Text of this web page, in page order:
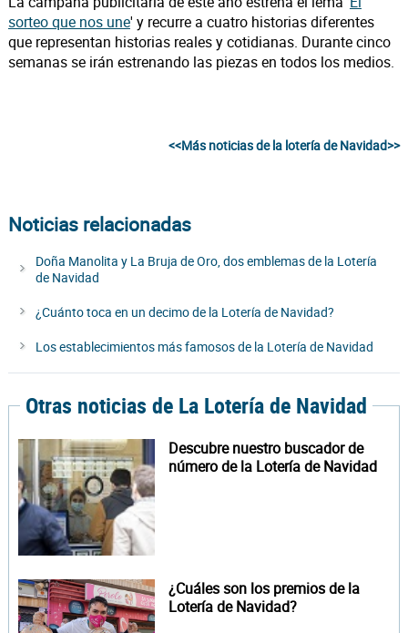
sorteo que nos une' y recurre a cuatro historias diferentes
que representan historias reales y cotidianas. Durante cinco
semanas se irán estrenando las piezas en todos los medios.
<<Más noticias de la lotería de Navidad>>
Noticias relacionadas
Doña Manolita y La Bruja de Oro, dos emblemas de la Lotería
de Navidad
¿Cuánto toca en un decimo de la Lotería de Navidad?
Los establecimientos más famosos de la Lotería de Navidad
Otras noticias de La Lotería de Navidad
Descubre nuestro buscador de
número de la Lotería de Navidad
¿Cuáles son los premios de la
Lotería de Navidad?